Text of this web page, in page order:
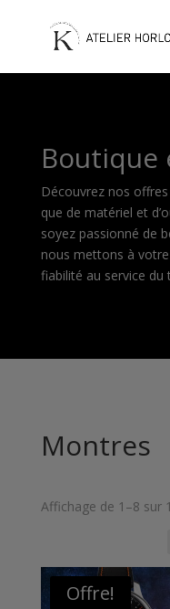
Boutique
Découvrez nos
que de matériel et
soyez passionné de
nous mettons à
fiabilité au service du
Montres
Affichage de 1–8 sur
Offre!